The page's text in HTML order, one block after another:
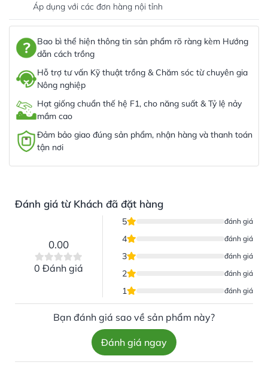
Áp dụng với các đơn hàng nội tỉnh
Bao bì thể hiện thông tin sản phẩm rõ ràng kèm Hướng
dẫn cách trồng
Hỗ trợ tư vấn Kỹ thuật trồng & Chăm sóc từ chuyên gia
Nông nghiệp
Hạt giống chuẩn thế hệ F1, cho năng suất & Tỷ lệ nảy
mầm cao
Đảm bảo giao đúng sản phẩm, nhận hàng và thanh toán
tận nơi
Đánh giá từ Khách đã đặt hàng
0.00
0 Đánh giá
5 đánh giá
4 đánh giá
3 đánh giá
2 đánh giá
1 đánh giá
Bạn đánh giá sao về sản phẩm này?
Đánh giá ngay